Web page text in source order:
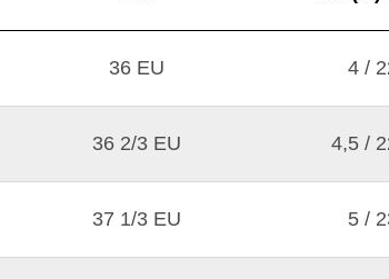
36 EU 4 /
36 2/3 EU 4,5 /
37 1/3 EU 5 /